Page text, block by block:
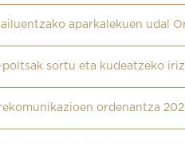
aparkalekuen udal
poltsak sortu eta kudeatzeko
ordenantza